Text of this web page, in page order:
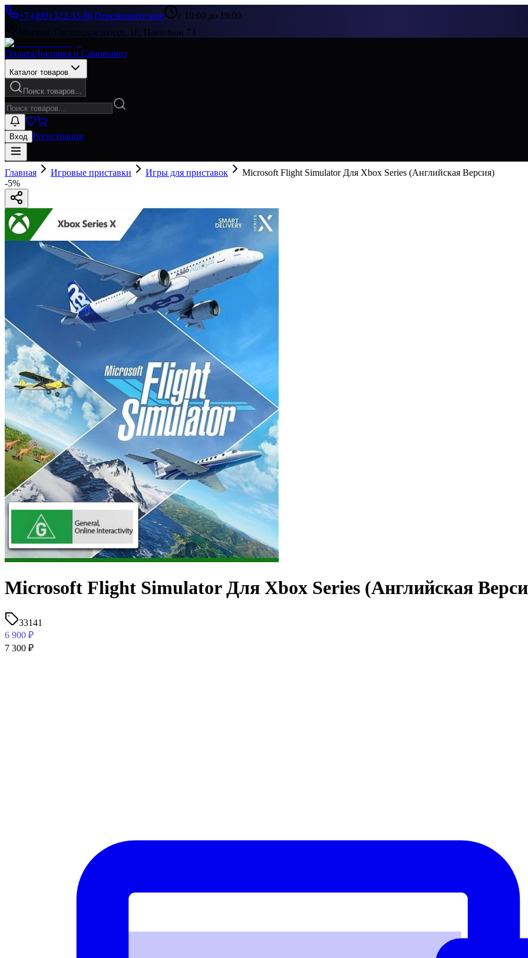
+7 (499) 322-33-86|Перезвоните мне
с 10:00 до 19:00
Москва, Пятницкое шоссе, 18, Павильон 73
ОплатаДоставка и Самовывоз
Каталог товаров
Поиск товаров...
Вход Регистрация
Главная Игровые приставки Игры для приставок
Microsoft Flight Simulator Для Xbox Series (Английская Версия)
-5%
Microsoft Flight Simulator Для Xbox Series (Английская
33141
6 900 ₽
7 300 ₽